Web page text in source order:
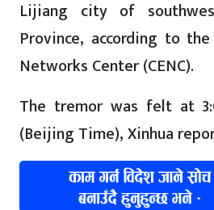
Lijiang city of
Province, according to
Networks Center (CENC).
The tremor was felt at
(Beijing Time), Xinhua